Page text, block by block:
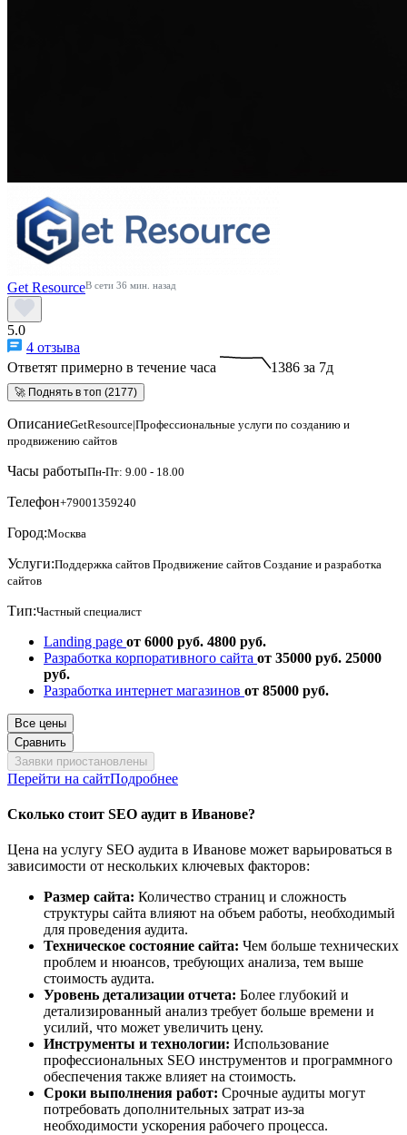
Get ResourceВ сети 36 мин. назад
5.0
4 отзыва
Ответят примерно в течение часа
1386 за 7д
🚀 Поднять в топ (2177)
ОписаниеGetResource|Профессиональные услуги по созданию и
продвижению сайтов
Часы работыПн-Пт: 9.00 - 18.00
Телефон+79001359240
Город:Москва
Услуги:Поддержка сайтов Продвижение сайтов Создание и разработка
сайтов
Тип:Частный специалист
Landing page от 6000 руб. 4800 руб.
Разработка корпоративного сайта от 35000 руб. 25000
руб.
Разработка интернет магазинов от 85000 руб.
Все цены
Сравнить
Заявки приостановлены
Перейти на сайтПодробнее
Сколько стоит SEO аудит в Иванове?
Цена на услугу SEO аудита в Иванове может варьироваться в
зависимости от нескольких ключевых факторов:
Размер сайта: Количество страниц и сложность
структуры сайта влияют на объем работы, необходимый
для проведения аудита.
Техническое состояние сайта: Чем больше технических
проблем и нюансов, требующих анализа, тем выше
стоимость аудита.
Уровень детализации отчета: Более глубокий и
детализированный анализ требует больше времени и
усилий, что может увеличить цену.
Инструменты и технологии: Использование
профессиональных SEO инструментов и программного
обеспечения также влияет на стоимость.
Сроки выполнения работ: Срочные аудиты могут
потребовать дополнительных затрат из-за
необходимости ускорения рабочего процесса.